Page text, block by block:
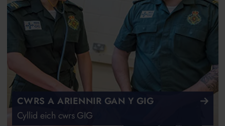
CWRS A ARIENNIR GAN Y GIG
Cyllid eich cwrs GIG